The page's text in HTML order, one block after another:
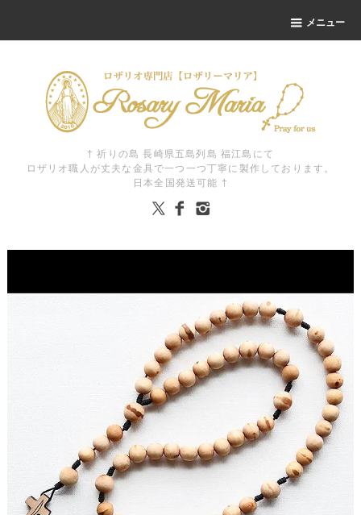
メニュー
† 祈りの島 長崎県五島列島 福江島にて
ロザリオ職人が丈夫な金具で一つ一つ丁寧に製作しております。
日本全国発送可能 †